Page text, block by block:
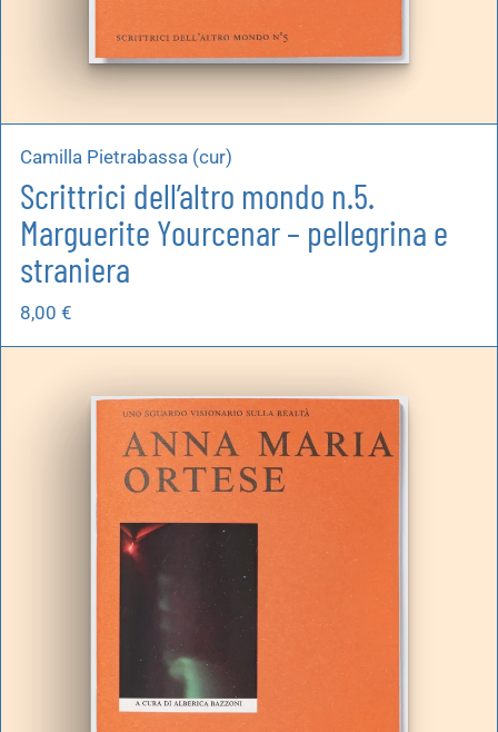
Camilla Pietrabassa (cur)
Scrittrici dell’altro mondo n.5.
Marguerite Yourcenar – pellegrina e
straniera
8,00 €